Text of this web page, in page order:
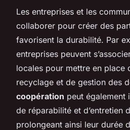
Les entreprises et les
collaborer pour créer des
favorisent la durabilité. Par
entreprises peuvent
locales pour mettre en place
recyclage et de gestion des
coopération peut également
de réparabilité et d’entretien
prolongeant ainsi leur durée